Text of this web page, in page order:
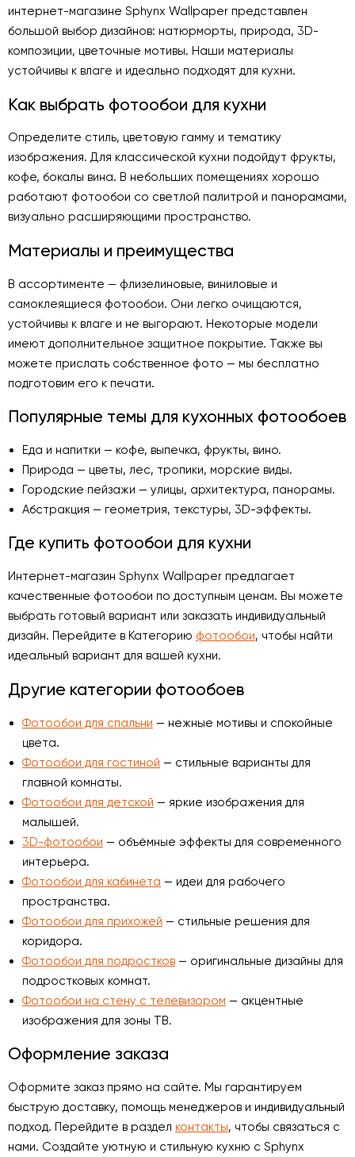
интернет-магазине Sphynx Wallpaper представлен
большой выбор дизайнов: натюрморты, природа, 3D-
композиции, цветочные мотивы. Наши материалы
устойчивы к влаге и идеально подходят для кухни.
Как выбрать фотообои для кухни
Определите стиль, цветовую гамму и тематику
изображения. Для классической кухни подойдут фрукты,
кофе, бокалы вина. В небольших помещениях хорошо
работают фотообои со светлой палитрой и панорамами,
визуально расширяющими пространство.
Материалы и преимущества
В ассортименте — флизелиновые, виниловые и
самоклеящиеся фотообои. Они легко очищаются,
устойчивы к влаге и не выгорают. Некоторые модели
имеют дополнительное защитное покрытие. Также вы
можете прислать собственное фото — мы бесплатно
подготовим его к печати.
Популярные темы для кухонных фотообоев
Еда и напитки — кофе, выпечка, фрукты, вино.
Природа — цветы, лес, тропики, морские виды.
Городские пейзажи — улицы, архитектура, панорамы.
Абстракция — геометрия, текстуры, 3D-эффекты.
Где купить фотообои для кухни
Интернет-магазин Sphynx Wallpaper предлагает
качественные фотообои по доступным ценам. Вы можете
выбрать готовый вариант или заказать индивидуальный
дизайн. Перейдите в Категорию фотообои, чтобы найти
идеальный вариант для вашей кухни.
Другие категории фотообоев
Фотообои для спальни — нежные мотивы и спокойные
цвета.
Фотообои для гостиной — стильные варианты для
главной комнаты.
Фотообои для детской — яркие изображения для
малышей.
3D-фотообои — объёмные эффекты для современного
интерьера.
Фотообои для кабинета — идеи для рабочего
пространства.
Фотообои для прихожей — стильные решения для
коридора.
Фотообои для подростков — оригинальные дизайны для
подростковых комнат.
Фотообои на стену с телевизором — акцентные
изображения для зоны ТВ.
Оформление заказа
Оформите заказ прямо на сайте. Мы гарантируем
быструю доставку, помощь менеджеров и индивидуальный
подход. Перейдите в раздел контакты, чтобы связаться с
нами. Создайте уютную и стильную кухню с Sphynx